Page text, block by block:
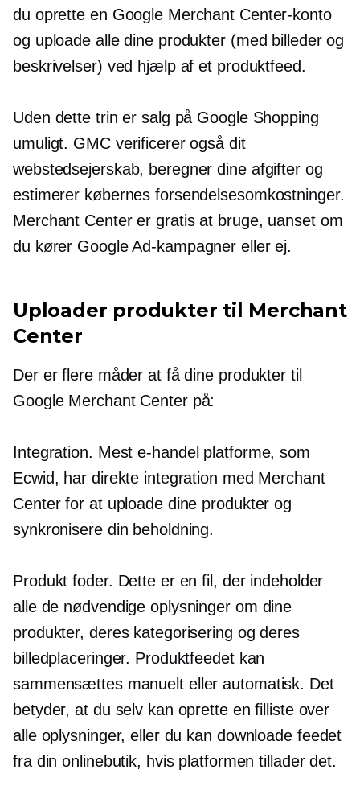
du oprette en Google Merchant Center-konto
og uploade alle dine produkter (med billeder og
beskrivelser) ved hjælp af et produktfeed.
Uden dette trin er salg på Google Shopping
umuligt. GMC verificerer også dit
webstedsejerskab, beregner dine afgifter og
estimerer købernes forsendelsesomkostninger.
Merchant Center er gratis at bruge, uanset om
du kører Google Ad-kampagner eller ej.
Uploader produkter til Merchant
Center
Der er flere måder at få dine produkter til
Google Merchant Center på:
Integration. Meste-handel platforme, som
Ecwid, har direkte integration med Merchant
Center for at uploade dine produkter og
synkronisere din beholdning.
Produkt foder. Dette er en fil, der indeholder
alle de nødvendige oplysninger om dine
produkter, deres kategorisering og deres
billedplaceringer. Produktfeedet kan
sammensættes manuelt eller automatisk. Det
betyder, at du selv kan oprette en filliste over
alle oplysninger, eller du kan downloade feedet
fra din onlinebutik, hvis platformen tillader det.